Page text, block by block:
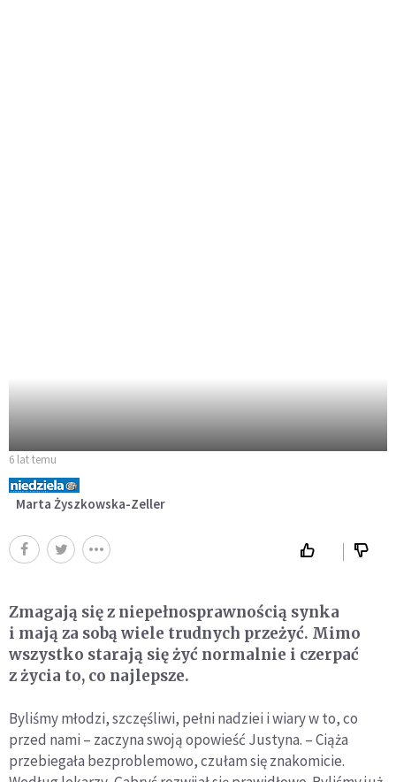
6 lat temu
Marta Żyszkowska-Zeller
Zmagają się z niepełnosprawnością synka
i mają za sobą wiele trudnych przeżyć. Mimo
wszystko starają się żyć normalnie i czerpać
z życia to, co najlepsze.
Byliśmy młodzi, szczęśliwi, pełni nadziei i wiary w to, co
przed nami – zaczyna swoją opowieść Justyna. – Ciąża
przebiegała bezproblemowo, czułam się znakomicie.